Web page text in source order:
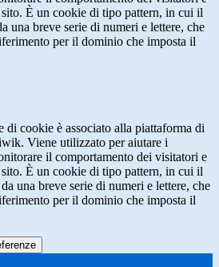
È un cookie di tipo pattern, in cui il
una breve serie di numeri e lettere, che
per il dominio che imposta il
di cookie è associato alla piattaforma di
Viene utilizzato per aiutare i
il comportamento dei visitatori e
È un cookie di tipo pattern, in cui il
una breve serie di numeri e lettere, che
per il dominio che imposta il